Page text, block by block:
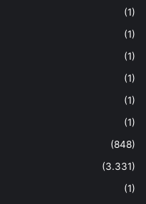
(1)
(1)
(1)
(1)
(1)
(1)
(848)
(3.331)
(1)